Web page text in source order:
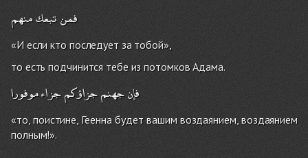
فمنتبعكمنهم
«И если кто последует за тобой»,
то есть подчинится тебе из потомков Адама.
فإنجهنمجزاؤكمجزاءموفورا
«то, поистине, Геенна будет вашим воздаянием, воздаянием
полным!».